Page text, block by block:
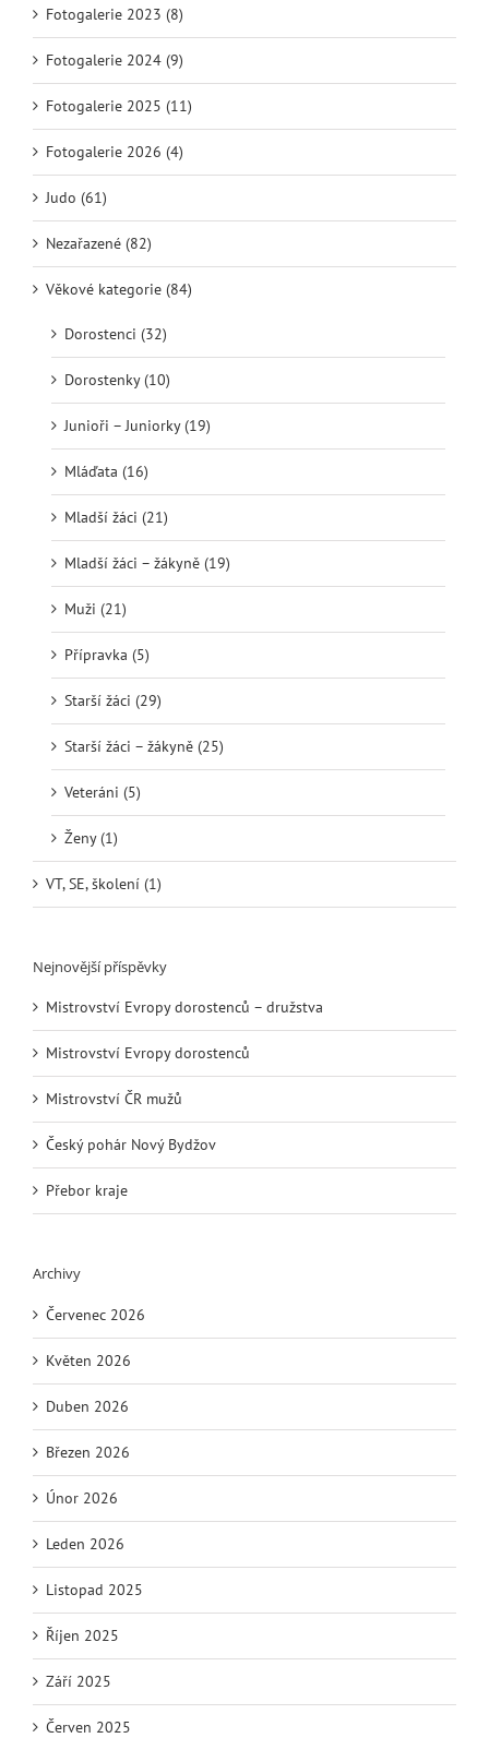
Fotogalerie 2023 (8)
Fotogalerie 2024 (9)
Fotogalerie 2025 (11)
Fotogalerie 2026 (4)
Judo (61)
Nezařazené (82)
Věkové kategorie (84)
Dorostenci (32)
Dorostenky (10)
Junioři – Juniorky (19)
Mláďata (16)
Mladší žáci (21)
Mladší žáci – žákyně (19)
Muži (21)
Přípravka (5)
Starší žáci (29)
Starší žáci – žákyně (25)
Veteráni (5)
Ženy (1)
VT, SE, školení (1)
Nejnovější příspěvky
Mistrovství Evropy dorostenců – družstva
Mistrovství Evropy dorostenců
Mistrovství ČR mužů
Český pohár Nový Bydžov
Přebor kraje
Archivy
Červenec 2026
Květen 2026
Duben 2026
Březen 2026
Únor 2026
Leden 2026
Listopad 2025
Říjen 2025
Září 2025
Červen 2025